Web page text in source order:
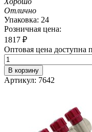
Отлично
Упаковка: 24
Розничная цена:
1817 ₽
Оптовая цена доступна
В корзину
Артикул: 7642